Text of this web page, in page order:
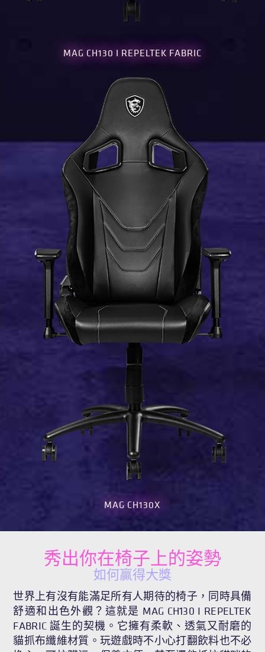
MAG CH130 I REPELTEK FABRIC
MAG CH130X
秀出你在椅子上的姿勢
如何贏得大獎
世界上有沒有能滿足所有人期待的椅子，同時具備
舒適和出色外觀？這就是 MAG CH130 I REPELTEK
FABRIC 誕生的契機。它擁有柔軟、透氣又耐磨的
貓抓布纖維材質。玩遊戲時不小心打翻飲料也不必